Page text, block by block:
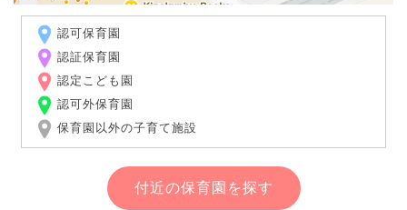
認可保育園
認証保育園
認定こども園
認可外保育園
保育園以外の子育て施設
付近の保育園を探す